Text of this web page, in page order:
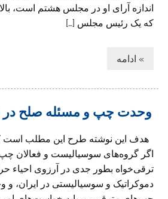
اندازه آرای او در مجلس هشتم است،
که یک رئیس مجلس […]
» ادامه
وحدت چپ و مسئله صلح در
هدف این نوشته طرح این مطلب است
اگر گروه‌های سوسیالیست و فعالان
ترقی‌خواه بطور جدی در آرزوی احیاء
دموکراتیک و سوسیالیستی در ایران، و